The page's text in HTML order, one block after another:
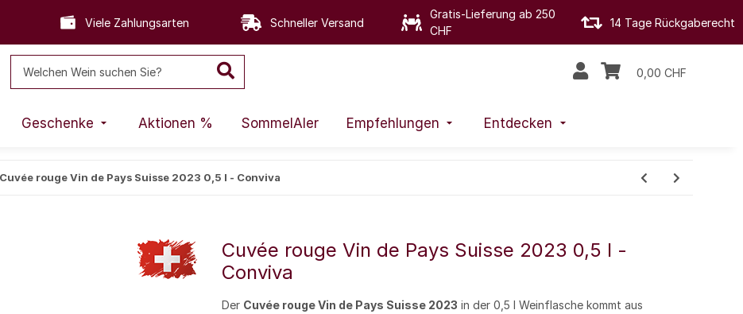
Viele Zahlungsarten Schneller Versand
Gratis-Lieferung ab 250
CHF
14 Tage Rückgaberecht
0,00 CHF
Geschenke Aktionen % SommelAIer Empfehlungen Entdecken
Cuvée rouge Vin de Pays Suisse 2023 0,5 l - Conviva
Cuvée rouge Vin de Pays Suisse 2023 0,5 l -
Conviva
Der Cuvée rouge Vin de Pays Suisse 2023 in der 0,5 l Weinflasche kommt aus